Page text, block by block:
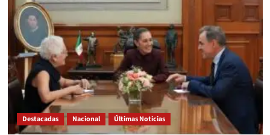
Destacadas Nacional Últimas Noticias